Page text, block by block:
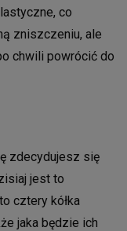
co
zniszczeniu, ale
chwili powrócić do
zdecydujesz się
jest to
cztery kółka
jaka będzie ich